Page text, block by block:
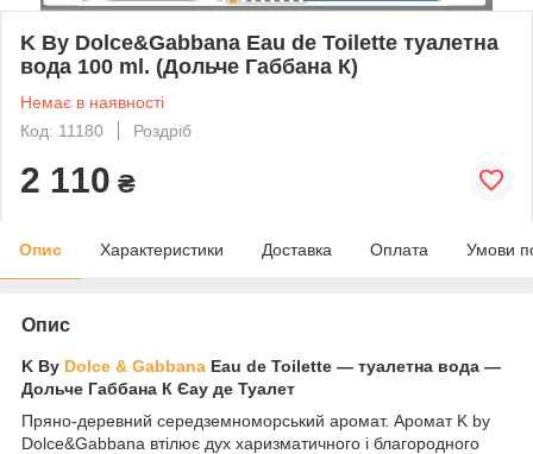
K By Dolce&Gabbana Eau de Toilette туалетна
вода 100 ml. (Дольче Габбана К)
Немає в наявності
Код: 11180
Роздріб
2 110 ₴
Опис Характеристики Доставка Оплата Умови
Опис
K By Dolce & Gabbana Eau de Toilette ― туалетна вода ―
Дольче Габбана К Єау де Туалет
Пряно-деревний середземноморський аромат. Аромат K by
Dolce&Gabbana втілює дух харизматичного і благородного